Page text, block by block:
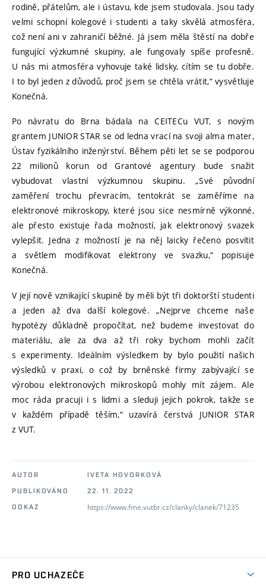
rodině, přátelům, ale i ústavu, kde jsem studovala. Jsou tady
velmi schopní kolegové i studenti a taky skvělá atmosféra,
což není ani v zahraničí běžné. Já jsem měla štěstí na dobře
fungující výzkumné skupiny, ale fungovaly spíše profesně.
U nás mi atmosféra vyhovuje také lidsky, cítím se tu dobře.
I to byl jeden z důvodů, proč jsem se chtěla vrátit,“ vysvětluje
Konečná.
Po návratu do Brna bádala na CEITECu VUT, s novým
grantem JUNIOR STAR se od ledna vrací na svoji alma mater,
Ústav fyzikálního inženýrství. Během pěti let se se podporou
22 milionů korun od Grantové agentury bude snažit
vybudovat vlastní výzkumnou skupinu. „Své původní
zaměření trochu převracím, tentokrát se zaměříme na
elektronové mikroskopy, které jsou sice nesmírně výkonné,
ale přesto existuje řada možností, jak elektronový svazek
vylepšit. Jedna z možností je na něj laicky řečeno posvítit
a světlem modifikovat elektrony ve svazku,“ popisuje
Konečná.
V její nově vznikající skupině by měli být tři doktorští studenti
a jeden až dva další kolegové. „Nejprve chceme naše
hypotézy důkladně propočítat, než budeme investovat do
materiálu, ale za dva až tři roky bychom mohli začít
s experimenty. Ideálním výsledkem by bylo použití našich
výsledků v praxi, o což by brněnské firmy zabývající se
výrobou elektronových mikroskopů mohly mít zájem. Ale
moc ráda pracuji i s lidmi a sleduji jejich pokrok, takže se
v každém případě těším,“ uzavírá čerstvá JUNIOR STAR
z VUT.
AUTOR
IVETA HOVORKOVÁ
PUBLIKOVÁNO
22. 11. 2022
ODKAZ
https://www.fme.vutbr.cz/clanky/clanek/71235
PRO UCHAZEČE